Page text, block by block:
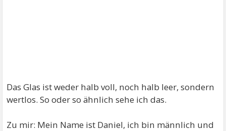
Das Glas ist weder halb voll, noch halb leer, sondern
wertlos. So oder so ähnlich sehe ich das.
Zu mir: Mein Name ist Daniel, ich bin männlich und